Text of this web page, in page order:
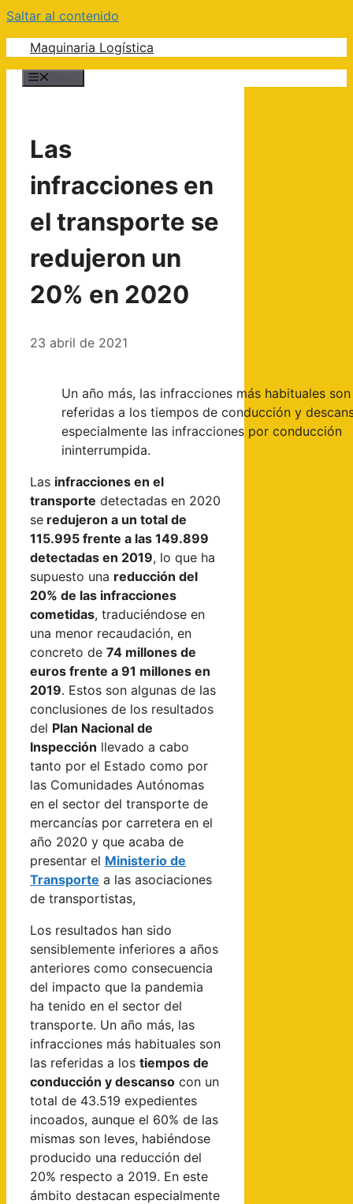
Saltar al contenido
Maquinaria Logística
Las
infracciones en
el transporte se
redujeron un
20% en 2020
23 abril de 2021
Un año más, las infracciones más habituales
referidas a los tiempos de conducción y
especialmente las infracciones por conducción
ininterrumpida.
Las infracciones en el
transporte detectadas en 2020
se redujeron a un total de
115.995 frente a las 149.899
detectadas en 2019, lo que ha
supuesto una reducción del
20% de las infracciones
cometidas, traduciéndose en
una menor recaudación, en
concreto de 74 millones de
euros frente a 91 millones en
2019. Estos son algunas de las
conclusiones de los resultados
del Plan Nacional de
Inspección llevado a cabo
tanto por el Estado como por
las Comunidades Autónomas
en el sector del transporte de
mercancías por carretera en el
año 2020 y que acaba de
presentar el Ministerio de
Transporte a las asociaciones
de transportistas,
Los resultados han sido
sensiblemente inferiores a años
anteriores como consecuencia
del impacto que la pandemia
ha tenido en el sector del
transporte. Un año más, las
infracciones más habituales son
las referidas a los tiempos de
conducción y descanso con un
total de 43.519 expedientes
incoados, aunque el 60% de las
mismas son leves, habiéndose
producido una reducción del
20% respecto a 2019. En este
ámbito destacan especialmente